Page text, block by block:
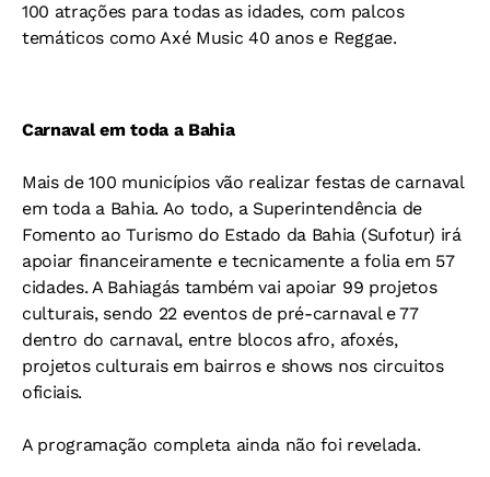
100 atrações para todas as idades, com palcos
temáticos como Axé Music 40 anos e Reggae.
Carnaval em toda a Bahia
Mais de 100 municípios vão realizar festas de carnaval
em toda a Bahia. Ao todo, a Superintendência de
Fomento ao Turismo do Estado da Bahia (Sufotur) irá
apoiar financeiramente e tecnicamente a folia em 57
cidades. A Bahiagás também vai apoiar 99 projetos
culturais, sendo 22 eventos de pré-carnaval e 77
dentro do carnaval, entre blocos afro, afoxés,
projetos culturais em bairros e shows nos circuitos
oficiais.
A programação completa ainda não foi revelada.